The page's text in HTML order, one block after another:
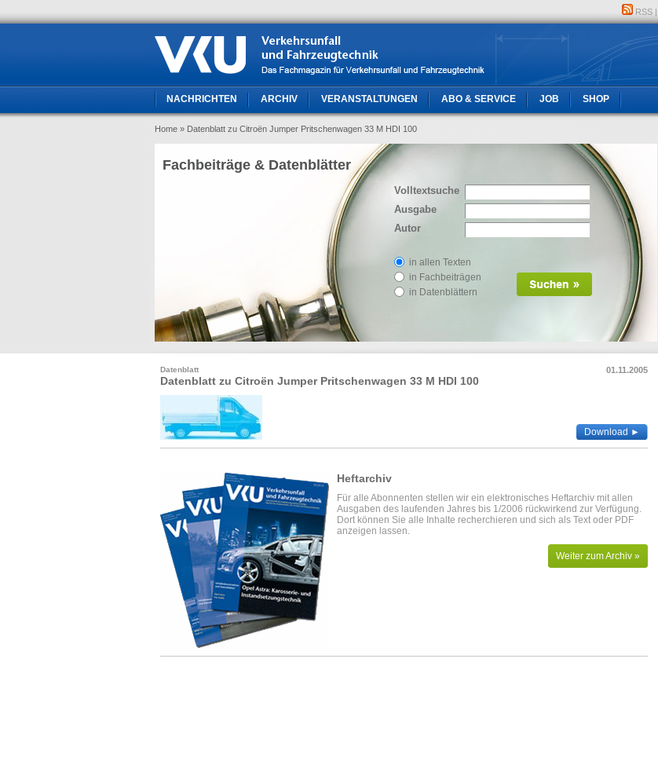
RSS |
NACHRICHTEN ARCHIV VERANSTALTUNGEN ABO & SERVICE JOB SHOP
Home » Datenblatt zu Citroën Jumper Pritschenwagen 33 M HDI 100
Volltextsuche
Ausgabe
Autor
in allen Texten
in Fachbeiträgen
in Datenblättern
Fachbeiträge & Datenblätter
01.11.2005
Datenblatt
Datenblatt zu Citroën Jumper Pritschenwagen 33 M HDI 100
Download ►
Heftarchiv
Für alle Abonnenten stellen wir ein elektronisches Heftarchiv mit allen
Ausgaben des laufenden Jahres bis 1/2006 rückwirkend zur Verfügung.
Dort können Sie alle Inhalte recherchieren und sich als Text oder PDF
anzeigen lassen.
Weiter zum Archiv »